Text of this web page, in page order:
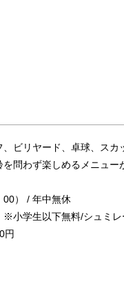
ビリヤード、卓球、スカ
問わず楽しめるメニュー
00） / 年中無休
小学生以下無料/シュミ
円